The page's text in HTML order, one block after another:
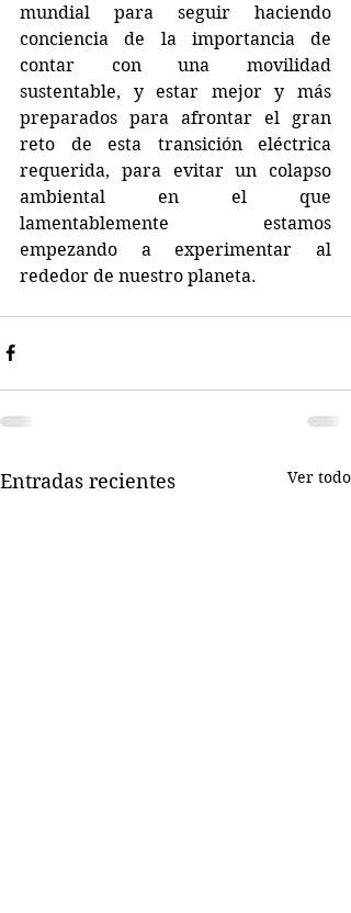
mundial para seguir haciendo
conciencia de la importancia de
contar con una movilidad
sustentable, y estar mejor y más
preparados para afrontar el gran
reto de esta transición eléctrica
requerida, para evitar un colapso
ambiental en el que
lamentablemente estamos
empezando a experimentar al
rededor de nuestro planeta.
Entradas recientes Ver todo